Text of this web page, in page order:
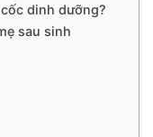
dinh dưỡng?
sau sinh